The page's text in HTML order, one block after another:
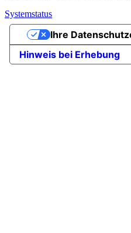
Systemstatus
Hinweis bei Erhebung
Ihre